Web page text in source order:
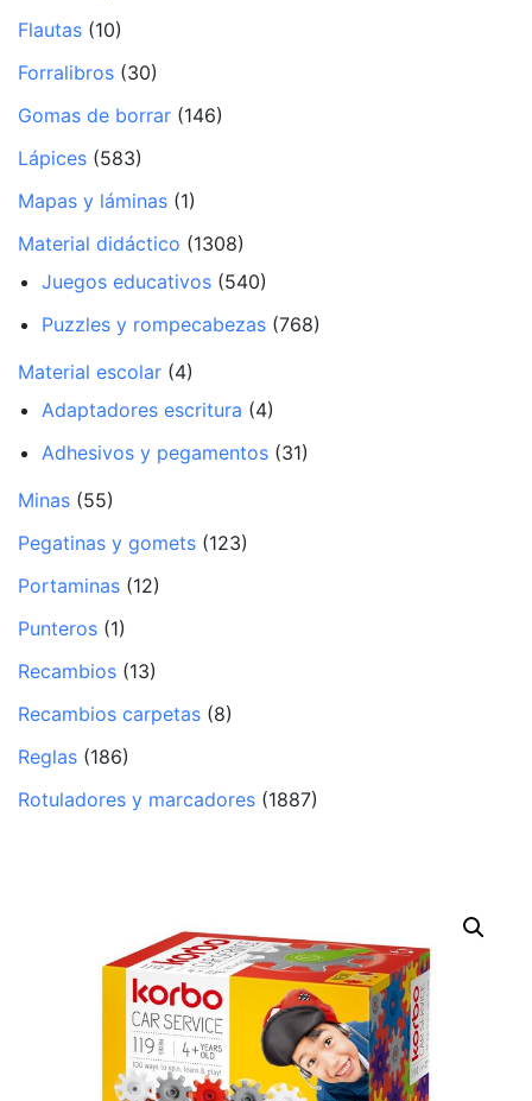
Flautas (10)
Forralibros (30)
Gomas de borrar (146)
Lápices (583)
Mapas y láminas (1)
Material didáctico (1308)
Juegos educativos (540)
Puzzles y rompecabezas (768)
Material escolar (4)
Adaptadores escritura (4)
Adhesivos y pegamentos (31)
Minas (55)
Pegatinas y gomets (123)
Portaminas (12)
Punteros (1)
Recambios (13)
Recambios carpetas (8)
Reglas (186)
Rotuladores y marcadores (1887)